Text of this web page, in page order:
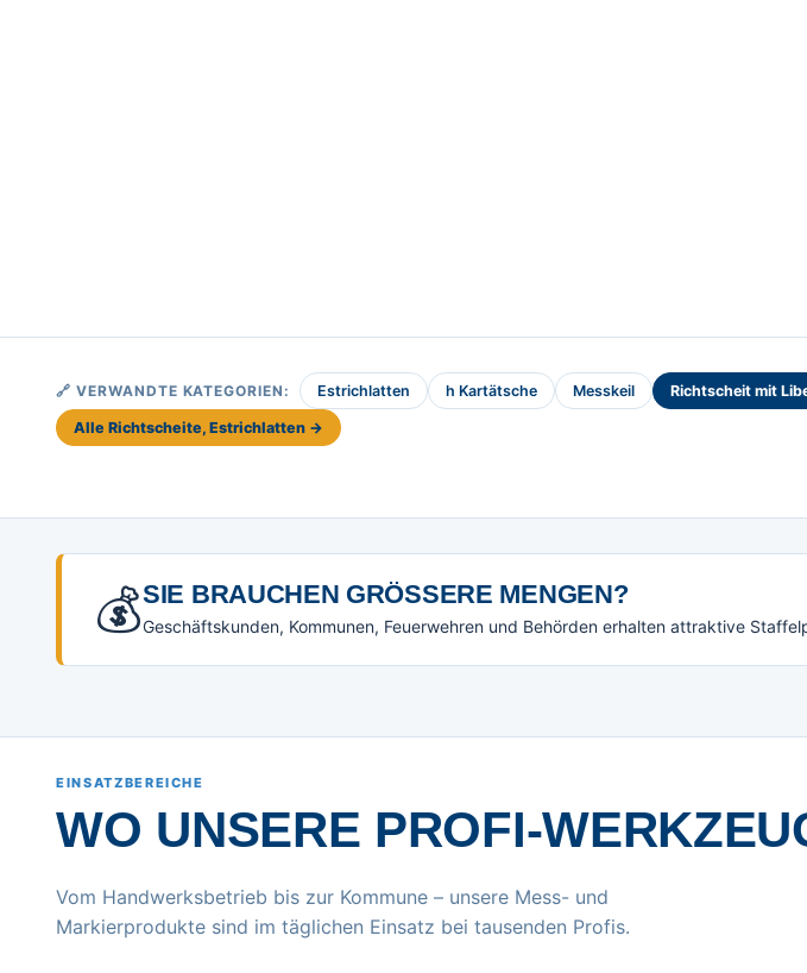
🔗 VERWANDTE KATEGORIEN: Estrichlatten h Kartätsche Messkeil Richtscheit mit
Alle Richtscheite, Estrichlatten →
💰SIE BRAUCHEN GRÖSSERE MENGEN?
Geschäftskunden, Kommunen, Feuerwehren und Behörden erhalten attraktive
EINSATZBEREICHE
WO UNSERE PROFI-
Vom Handwerksbetrieb bis zur Kommune – unsere Mess- und
Markierprodukte sind im täglichen Einsatz bei tausenden Profis.